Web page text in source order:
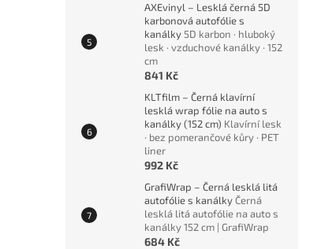
AXEvinyl – Lesklá černá 5D
karbonová autofólie s
kanálky 5D karbon · hluboký
lesk · vzduchové kanálky · 152
cm
841 Kč
KLTfilm – Černá klavírní
lesklá wrap fólie na auto s
kanálky (152 cm) Klavírní lesk
· bez pomerančové kůry · PET
liner
992 Kč
GrafiWrap – Černá lesklá litá
autofólie s kanálkyČerná
lesklá litá autofólie na auto s
kanálky 152 cm | GrafiWrap
684 Kč